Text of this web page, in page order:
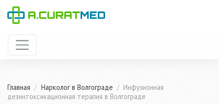
Главная / Нарколог в Волгограде / Инфузионная
дезинтоксикационная терапия в Волгограде